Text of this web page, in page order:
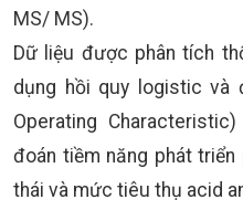
MS/ MS).
Dữ liệu được phân tích
dụng hồi quy logistic và
Operating
đoán tiềm năng phát
thái và mức tiêu thụ acid